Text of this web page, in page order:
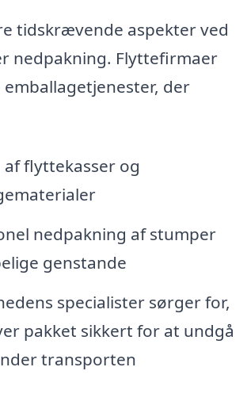
tidskrævende aspekter ved
nedpakning. Flyttefirmaer
der
af flyttekasser og
nedpakning af stumper
genstande
specialister sørger for,
pakket sikkert for at undgå
transporten